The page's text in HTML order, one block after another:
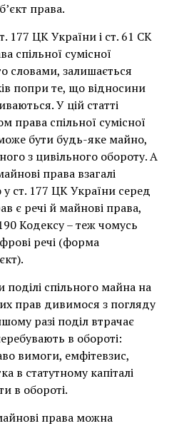
права.
177 ЦК України і ст. 61 СК
спільної сумісної
словами, залишається
попри те, що відносини
У цій статті
права спільної сумісної
бути будь-яке майно,
з цивільного обороту. А
права взагалі
у ст. 177 ЦК України серед
є речі й майнові права,
Кодексу – теж чомусь
речі (форма
спільного майна на
прав дивимося з погляду
разі поділ втрачає
в обороті:
вимоги, емфітевзис,
в статутному капіталі
в обороті.
права можна